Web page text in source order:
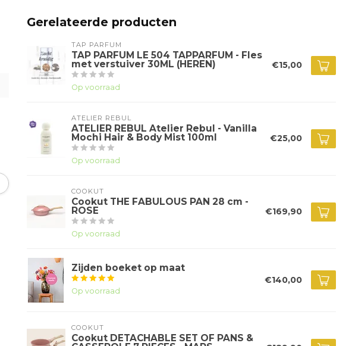
Gerelateerde producten
TAP PARFUM
TAP PARFUM LE 504 TAPPARFUM - Fles
met verstuiver 30ML (HEREN)
Op voorraad
€15,00
ATELIER REBUL
ATELIER REBUL Atelier Rebul - Vanilla
Mochi Hair & Body Mist 100ml
Op voorraad
€25,00
COOKUT
Cookut THE FABULOUS PAN 28 cm -
ROSE
Op voorraad
€169,90
Zijden boeket op maat
Op voorraad
€140,00
COOKUT
Cookut DETACHABLE SET OF PANS &